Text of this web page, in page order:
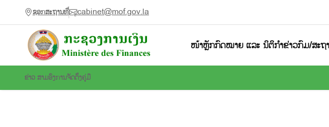
ຊອກສະຖານທີ່ cabinet@mof.gov.la
ໜ້າຫຼັກກົດໝາຍ ແລະ ນິຕິກຳຂ່າວກົມ/ສະຖ
ຂ່າວ ສາມອົງການຈັດຕັ້ງຄູ່ມື